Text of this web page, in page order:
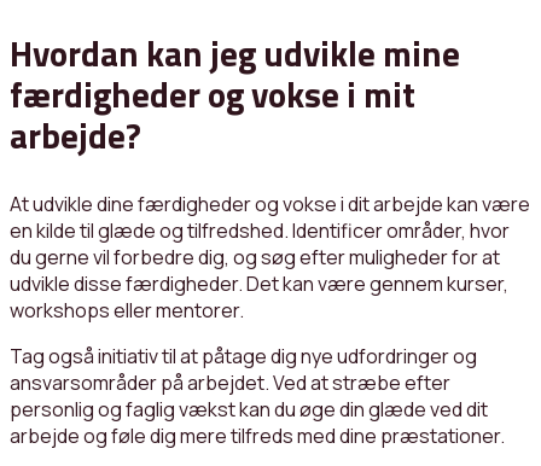
Hvordan kan jeg udvikle mine
færdigheder og vokse i mit
arbejde?
At udvikle dine færdigheder og vokse i dit arbejde kan være
en kilde til glæde og tilfredshed. Identificer områder, hvor
du gerne vil forbedre dig, og søg efter muligheder for at
udvikle disse færdigheder. Det kan være gennem kurser,
workshops eller mentorer.
Tag også initiativ til at påtage dig nye udfordringer og
ansvarsområder på arbejdet. Ved at stræbe efter
personlig og faglig vækst kan du øge din glæde ved dit
arbejde og føle dig mere tilfreds med dine præstationer.